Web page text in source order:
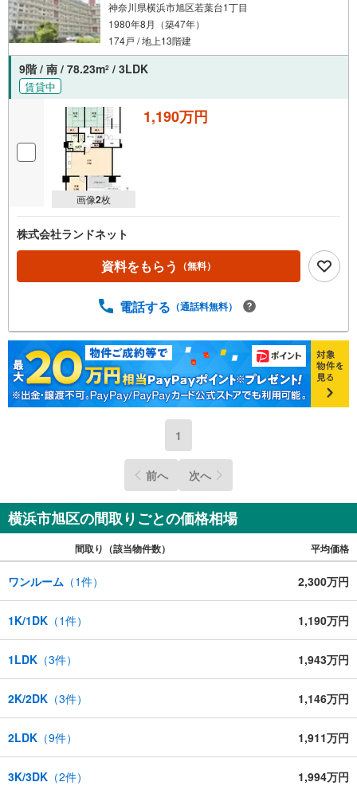
神奈川県横浜市旭区若葉台1丁目
1980年8月（築47年）
174戸 / 地上13階建
9階 / 南 / 78.23m2 / 3LDK
賃貸中
画像2枚
1,190万円
株式会社ランドネット
資料をもらう （無料）
電話する （通話料無料）
1
前へ 次へ
横浜市旭区の間取りごとの価格相場
間取り（該当物件数） 平均価格
ワンルーム （1件） 2,300万円
1K/1DK （1件） 1,190万円
1LDK （3件） 1,943万円
2K/2DK （3件） 1,146万円
2LDK （9件） 1,911万円
3K/3DK （2件） 1,994万円